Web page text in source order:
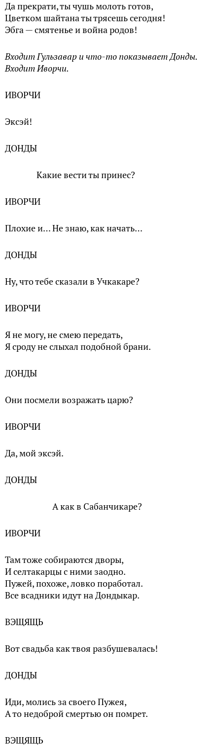
Да прекрати, ты чушь молоть готов,
Цветком шайтана ты трясешь сегодня!
Эбга — смятенье и война родов!
Входит Гульзавар и что-то показывает Донды.
Входит Иворчи.
ИВОРЧИ
Эксэй!
ДОНДЫ
Какие вести ты принес?
ИВОРЧИ
Плохие и… Не знаю, как начать…
ДОНДЫ
Ну, что тебе сказали в Учкакаре?
ИВОРЧИ
Я не могу, не смею передать,
Я сроду не слыхал подобной брани.
ДОНДЫ
Они посмели возражать царю?
ИВОРЧИ
Да, мой эксэй.
ДОНДЫ
А как в Сабанчикаре?
ИВОРЧИ
Там тоже собираются дворы,
И селтакарцы с ними заодно.
Пужей, похоже, ловко поработал.
Все всадники идут на Дондыкар.
ВЭЩЯЩЬ
Вот свадьба как твоя разбушевалась!
ДОНДЫ
Иди, молись за своего Пужея,
А то недоброй смертью он помрет.
ВЭЩЯЩЬ